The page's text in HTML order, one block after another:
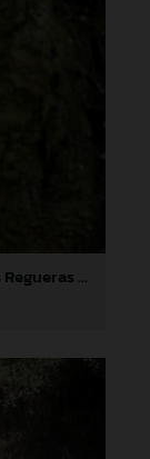
Gil Vila_4ª y 5ª Prueba_Pobladura de las Regueras (León)